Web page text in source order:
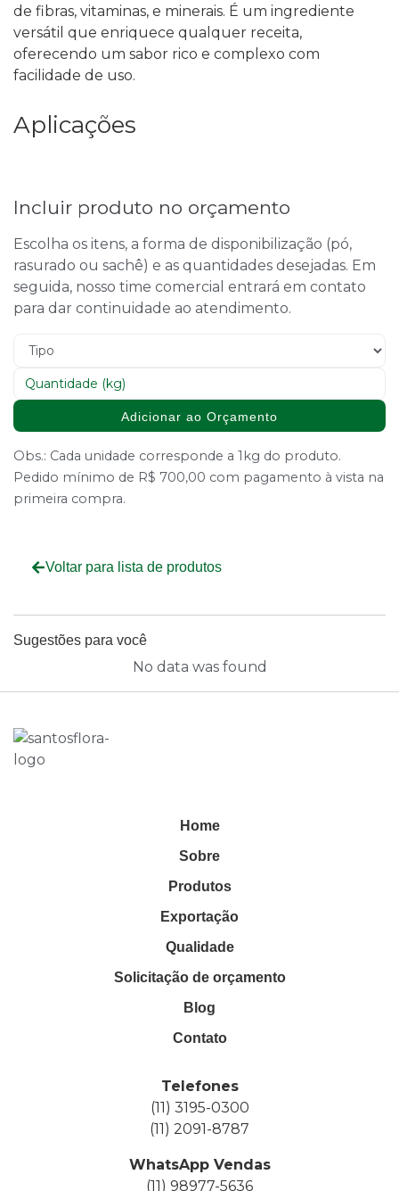
de fibras, vitaminas, e minerais. É um ingrediente
versátil que enriquece qualquer receita,
oferecendo um sabor rico e complexo com
facilidade de uso.
Aplicações
Incluir produto no orçamento
Escolha os itens, a forma de disponibilização (pó,
rasurado ou sachê) e as quantidades desejadas. Em
seguida, nosso time comercial entrará em contato
para dar continuidade ao atendimento.
Adicionar ao Orçamento
Obs.: Cada unidade corresponde a 1kg do produto.
Pedido mínimo de R$ 700,00 com pagamento à vista na
primeira compra.
Voltar para lista de produtos
Sugestões para você
No data was found
Home
Sobre
Produtos
Exportação
Qualidade
Solicitação de orçamento
Blog
Contato
Telefones
(11) 3195-0300
(11) 2091-8787
WhatsApp Vendas
(11) 98977-5636